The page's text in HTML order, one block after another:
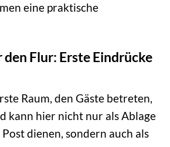
eine praktische
Flur: Erste Eindrücke
Raum, den Gäste betreten,
kann hier nicht nur als Ablage
dienen, sondern auch als